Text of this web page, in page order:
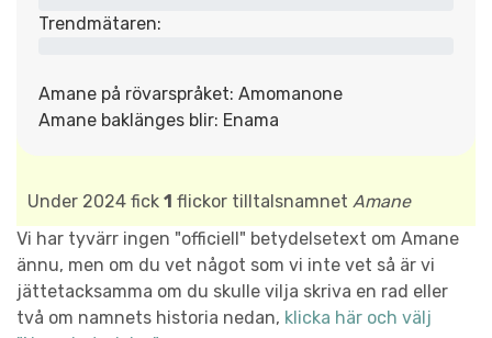
Trendmätaren:
Amane på rövarspråket: Amomanone
Amane baklänges blir: Enama
Under 2024 fick 1 flickor tilltalsnamnet Amane
Vi har tyvärr ingen "officiell" betydelsetext om Amane
ännu, men om du vet något som vi inte vet så är vi
jättetacksamma om du skulle vilja skriva en rad eller
två om namnets historia nedan, klicka här och välj